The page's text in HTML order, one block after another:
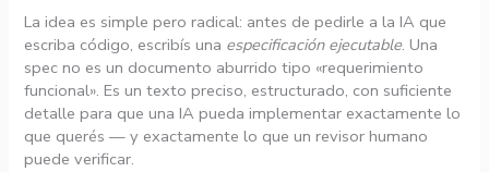
La idea es simple pero radical: antes de pedirle a la IA que
escriba código, escribís una especificación ejecutable. Una
spec no es un documento aburrido tipo «requerimiento
funcional». Es un texto preciso, estructurado, con suficiente
detalle para que una IA pueda implementar exactamente lo
que querés — y exactamente lo que un revisor humano
puede verificar.